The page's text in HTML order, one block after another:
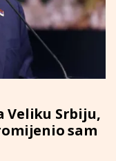
Veliku Srbiju,
sam